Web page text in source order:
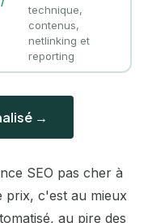
technique,
contenus,
netlinking et
reporting
→
SEO pas cher à
prix, c'est au mieux
au pire des